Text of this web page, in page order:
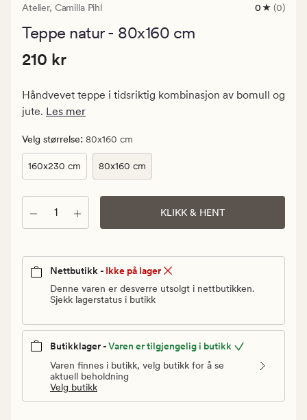
Atelier, Camilla Pihl
0
0 (0)
Teppe natur - 80x160 cm
Pris
kr.
Vanlig
pris
210
kr
Pris 210 kr
210 kr
Håndvevet teppe i tidsriktig kombinasjon av bomull og
jute. Les mer
Velg størrelse: 80x160 cm
160x230 cm 80x160 cm
Antall KLIKK & HENT
Nettbutikk - Ikke på lager
Denne varen er desverre utsolgt i nettbutikken.
Sjekk lagerstatus i butikk
Butikklager -Varen er tilgjengelig i butikk
Varen finnes i butikk, velg butikk for å se
aktuell beholdning
Velg butikk